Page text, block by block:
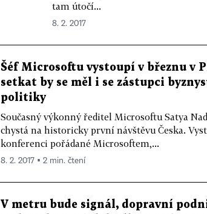
tam útočí...
8. 2. 2017
Šéf Microsoftu vystoupí v březnu v
setkat by se měl i se zástupci
politiky
Současný výkonný ředitel Microsoftu Satya
chystá na historicky první návštěvu Česka.
konferenci pořádané Microsoftem,...
8. 2. 2017 ▪ 2 min. čtení
V metru bude signál, dopravní